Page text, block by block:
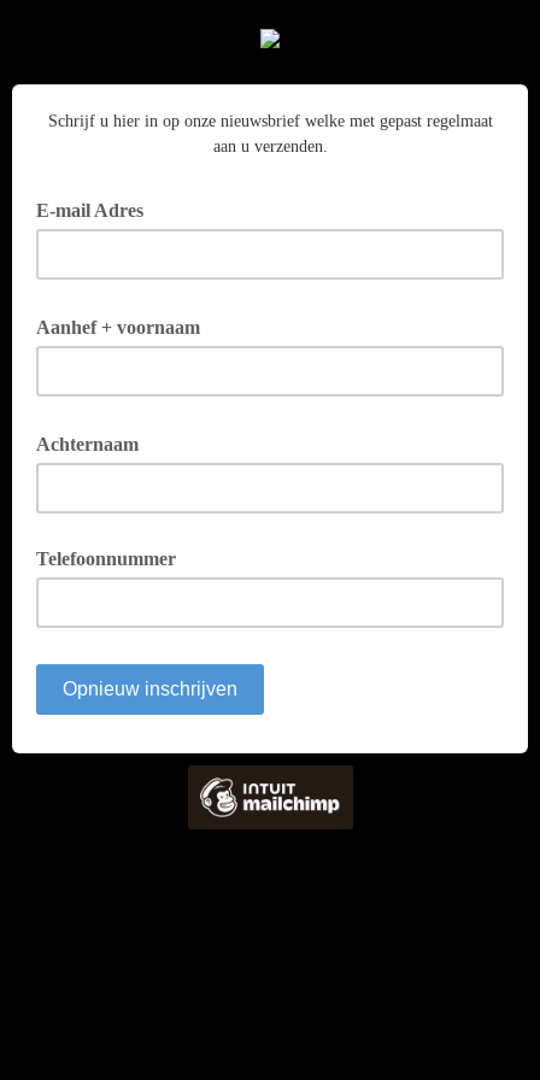
Schrijf u hier in op onze nieuwsbrief welke met gepast regelmaat
aan u verzenden.
E-mail Adres
Aanhef + voornaam
Achternaam
Telefoonnummer